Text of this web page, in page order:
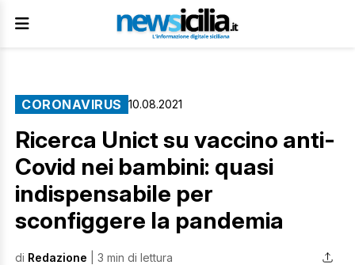
CORONAVIRUS 10.08.2021
Ricerca Unict su vaccino anti-
Covid nei bambini: quasi
indispensabile per
sconfiggere la pandemia
di Redazione | 3 min di lettura